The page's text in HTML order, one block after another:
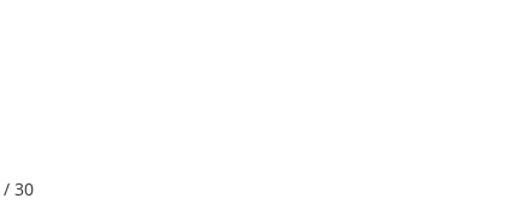
/30